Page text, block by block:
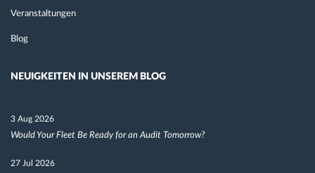
Veranstaltungen
Blog
NEUIGKEITEN IN UNSEREM BLOG
3 Aug 2026
Would Your Fleet Be Ready for an Audit Tomorrow?
27 Jul 2026